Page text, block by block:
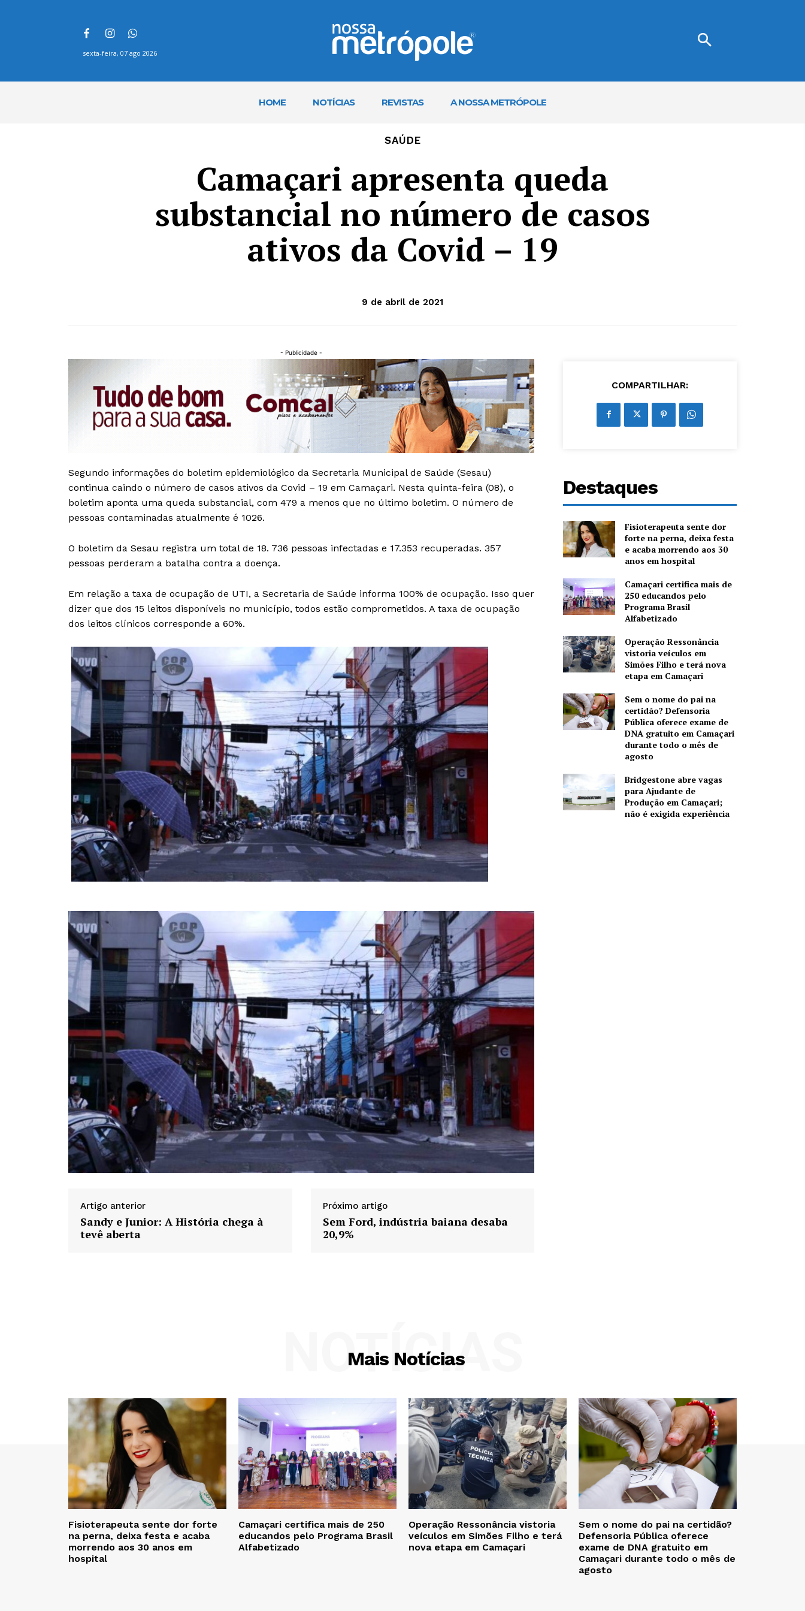
sexta-feira, 07 ago 2026
HOME NOTÍCIAS REVISTAS A NOSSA METRÓPOLE
SAÚDE
Camaçari apresenta queda
substancial no número de casos
ativos da Covid – 19
9 de abril de 2021
- Publicidade -
Segundo informações do boletim epidemiológico da Secretaria Municipal de Saúde (Sesau)
continua caindo o número de casos ativos da Covid – 19 em Camaçari. Nesta quinta-feira (08), o
boletim aponta uma queda substancial, com 479 a menos que no último boletim. O número de
pessoas contaminadas atualmente é 1026.
O boletim da Sesau registra um total de 18. 736 pessoas infectadas e 17.353 recuperadas. 357
pessoas perderam a batalha contra a doença.
Em relação a taxa de ocupação de UTI, a Secretaria de Saúde informa 100% de ocupação. Isso quer
dizer que dos 15 leitos disponíveis no município, todos estão comprometidos. A taxa de ocupação
dos leitos clínicos corresponde a 60%.
Artigo anterior
Sandy e Junior: A História chega à
tevê aberta
Próximo artigo
Sem Ford, indústria baiana desaba
20,9%
COMPARTILHAR:
Destaques
Fisioterapeuta sente dor
forte na perna, deixa festa
e acaba morrendo aos 30
anos em hospital
Camaçari certifica mais de
250 educandos pelo
Programa Brasil
Alfabetizado
Operação Ressonância
vistoria veículos em
Simões Filho e terá nova
etapa em Camaçari
Sem o nome do pai na
certidão? Defensoria
Pública oferece exame de
DNA gratuito em Camaçari
durante todo o mês de
agosto
Bridgestone abre vagas
para Ajudante de
Produção em Camaçari;
não é exigida experiência
Mais Notícias
NOTÍCIAS
Fisioterapeuta sente dor forte
na perna, deixa festa e acaba
morrendo aos 30 anos em
hospital
Camaçari certifica mais de 250
educandos pelo Programa Brasil
Alfabetizado
Operação Ressonância vistoria
veículos em Simões Filho e terá
nova etapa em Camaçari
Sem o nome do pai na certidão?
Defensoria Pública oferece
exame de DNA gratuito em
Camaçari durante todo o mês de
agosto